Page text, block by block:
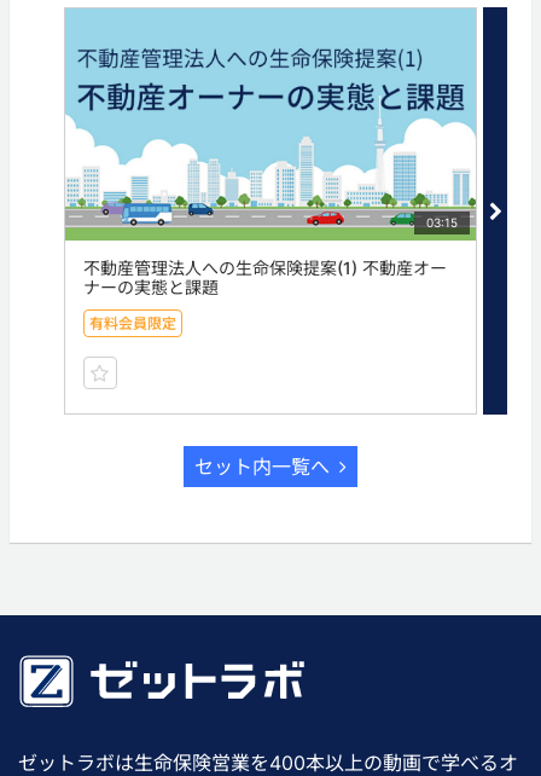
ついて
タグ
不動産管理会社 不動産管理法人
03:15
不動産管理法人への生命保険提案(1) 不動産オー
ナーの実態と課題
有料会員限定
セット内一覧へ
ゼットラボは生命保険営業を400本以上の動画で学べるオ